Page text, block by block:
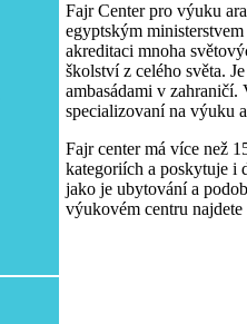
Fajr Center pro výuku
egyptským
akreditaci mnoha
školství z celého světa.
ambasádami v
specializovaní na výuku
Fajr center má více než
kategoriích a poskytuje i
jako je ubytování a
výukovém centru